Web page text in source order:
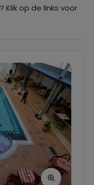
? Klik op de links voor